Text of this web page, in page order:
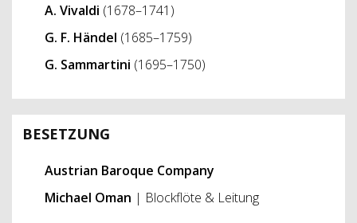
A. Vivaldi (1678–1741)
G. F. Händel (1685–1759)
G. Sammartini (1695–1750)
BESETZUNG
Austrian Baroque Company
Michael Oman | Blockflöte & Leitung